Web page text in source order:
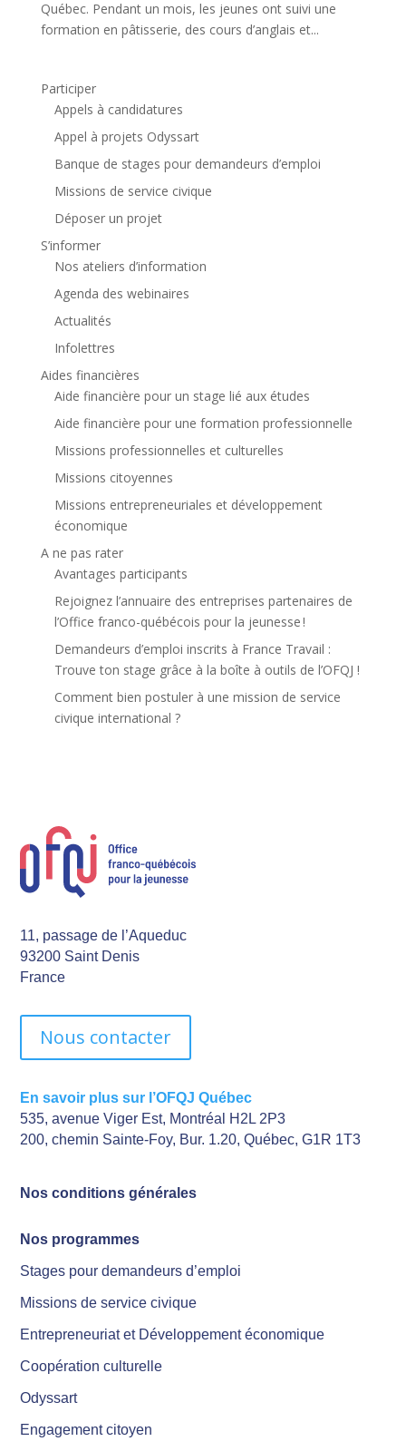
Québec. Pendant un mois, les jeunes ont suivi une
formation en pâtisserie, des cours d’anglais et...
Participer
Appels à candidatures
Appel à projets Odyssart
Banque de stages pour demandeurs d’emploi
Missions de service civique
Déposer un projet
S’informer
Nos ateliers d’information
Agenda des webinaires
Actualités
Infolettres
Aides financières
Aide financière pour un stage lié aux études
Aide financière pour une formation professionnelle
Missions professionnelles et culturelles
Missions citoyennes
Missions entrepreneuriales et développement
économique
A ne pas rater
Avantages participants
Rejoignez l’annuaire des entreprises partenaires de
l’Office franco-québécois pour la jeunesse !
Demandeurs d’emploi inscrits à France Travail :
Trouve ton stage grâce à la boîte à outils de l’OFQJ !
Comment bien postuler à une mission de service
civique international ?
11, passage de l’Aqueduc
93200 Saint Denis
France
Nous contacter
En savoir plus sur l’OFQJ Québec
535, avenue Viger Est, Montréal H2L 2P3
200, chemin Sainte-Foy, Bur. 1.20, Québec, G1R 1T3
Nos conditions générales
Nos programmes
Stages pour demandeurs d’emploi
Missions de service civique
Entrepreneuriat et Développement économique
Coopération culturelle
Odyssart
Engagement citoyen